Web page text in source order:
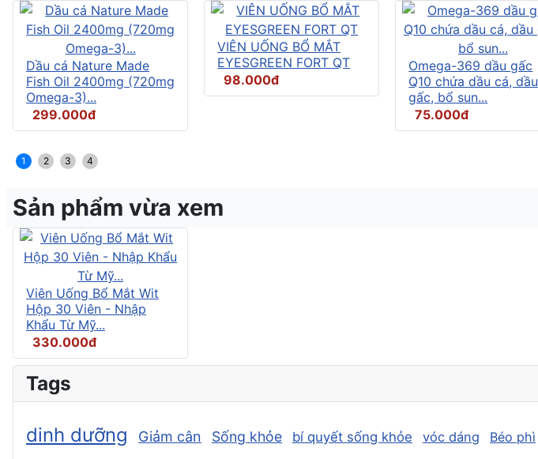
Dầu cá Nature Made
Fish Oil 2400mg (720mg
Omega-3)...
299.000đ
VIÊN UỐNG BỔ MẮT
EYESGREEN FORT QT
98.000đ
Omega-369 dầu gấc
Q10 chứa dầu cá, dầu
gấc, bổ sun...
75.000đ
1 2 3 4
Sản phẩm vừa xem
Viên Uống Bổ Mắt Wit
Hộp 30 Viên - Nhập
Khẩu Từ Mỹ...
330.000đ
Tags
dinh dưỡng Giảm cân Sống khỏe bí quyết sống khỏe vóc dáng Béo phì